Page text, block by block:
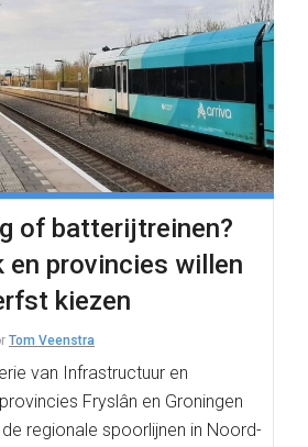
of batterijtreinen?
en provincies willen
kiezen
Tom Veenstra
van Infrastructuur en
Fryslân en Groningen
regionale spoorlijnen in Noord-